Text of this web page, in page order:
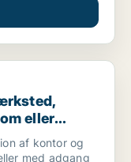
eller
Nordhavn
af kontor og
med adgang